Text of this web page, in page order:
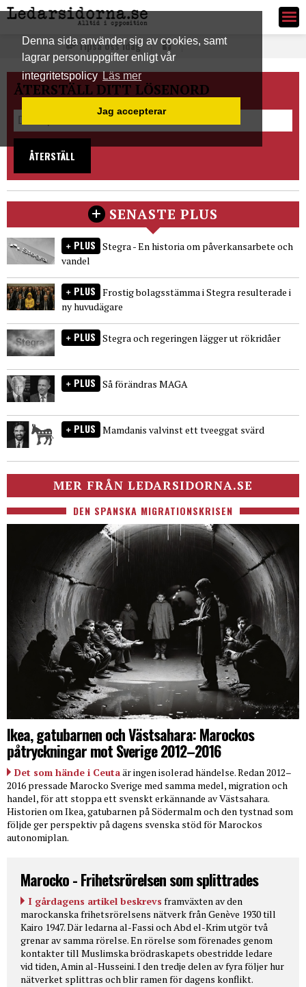
Denna sida använder sig av cookies, samt
lagrar personuppgifter enligt vår
integritetspolicyLäs mer
Jag accepterar
Ledarsidorna.se
Tipsa oss idag
ÅTERSTÄLL DITT LÖSENORD
ÅTERSTÄLL
SENASTE PLUS
PLUS Stegra - En historia om påverkansarbete och
vandel
PLUS Frostig bolagsstämma i Stegra resulterade i
ny huvudägare
PLUS Stegra och regeringen lägger ut rökridåer
PLUS Så förändras MAGA
PLUS Mamdanis valvinst ett tveeggat svärd
MER FRÅN LEDARSIDORNA.SE
DEN SPANSKA MIGRATIONSKRISEN
Ikea, gatubarnen och Västsahara: Marockos
påtryckningar mot Sverige 2012–2016
Det som hände i Ceutaär ingen isolerad händelse. Redan 2012–
2016 pressade Marocko Sverige med samma medel, migration och
handel, för att stoppa ett svenskt erkännande av Västsahara.
Historien om Ikea, gatubarnen på Södermalm och den tystnad som
följde ger perspektiv på dagens svenska stöd för Marockos
autonomiplan.
Marocko - Frihetsrörelsen som splittrades
I gårdagens artikel beskrevs framväxten av den
marockanska frihetsrörelsens nätverk från Genève 1930 till
Kairo 1947. Där ledarna al-Fassi och Abd el-Krim utgör två
grenar av samma rörelse. En rörelse som förenades genom
kontakter till Muslimska brödraskapets obestridde ledare
vid tiden, Amin al-Husseini. I den tredje delen av fyra följer hur
nätverket splittras och blir ramen för dagens konflikt.